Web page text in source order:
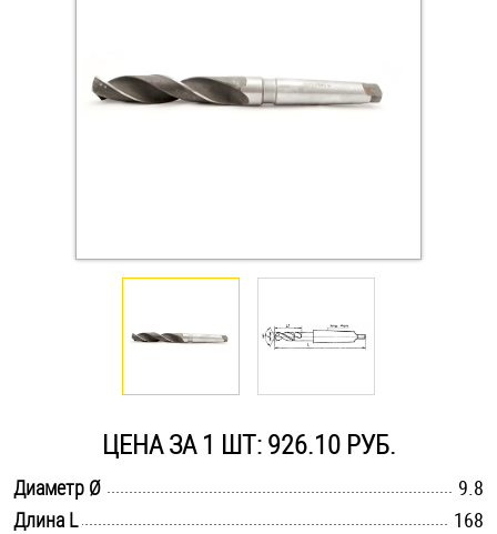
Крюки, кольца с метрической резьбой
Стопорные кольца
Такелаж
ЦЕНА ЗА 1 ШТ: 926.10 РУБ.
Диаметр Ø
9.8
Длина L
168